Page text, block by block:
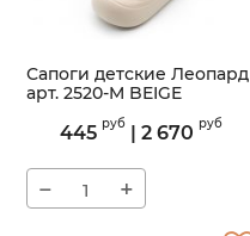
Сапоги детские Леопард
арт. 2520-M BEIGE
2520-M
445 руб| 2 670 руб
− +